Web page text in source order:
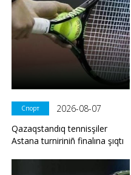
Спорт
2026-08-07
Qazaqstandıq tennisşiler
Astana turniriniñ finalına şıqtı